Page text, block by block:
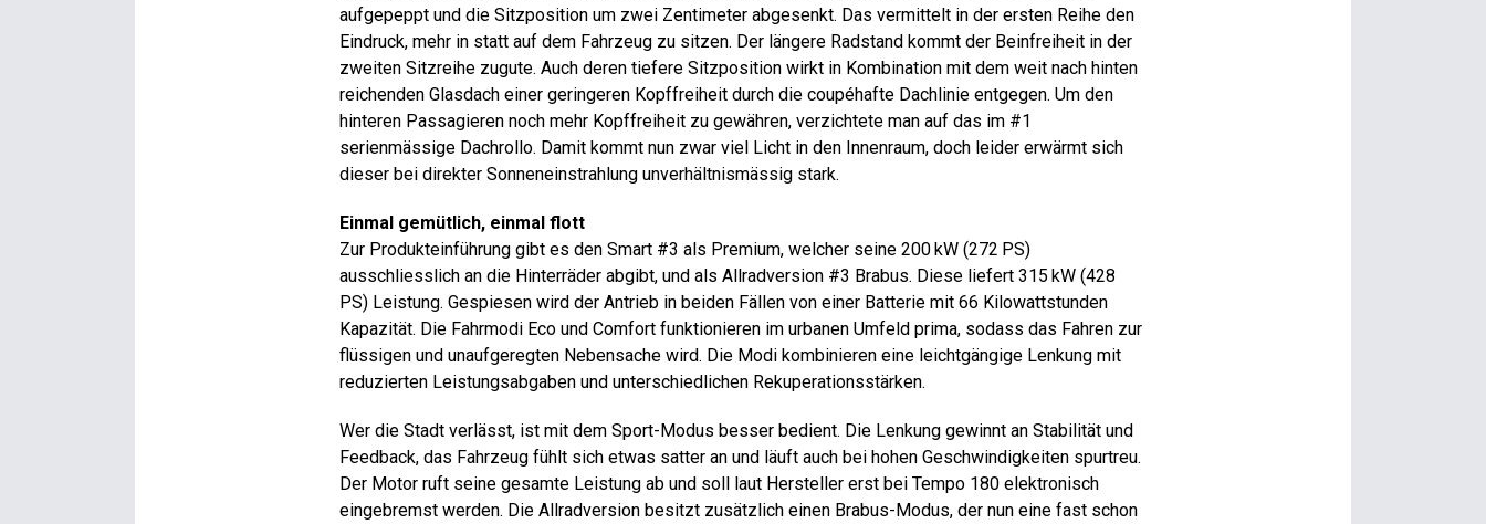
aufgepeppt und die Sitzposition um zwei Zentimeter abgesenkt. Das vermittelt in der ersten Reihe den
Eindruck, mehr in statt auf dem Fahrzeug zu sitzen. Der längere Radstand kommt der Beinfreiheit in der
zweiten Sitzreihe zugute. Auch deren tiefere Sitzposition wirkt in Kombination mit dem weit nach hinten
reichenden Glasdach ­einer geringeren Kopffreiheit durch die coupéhafte Dachlinie entgegen. Um den
hinteren Passagieren noch mehr Kopffreiheit zu gewähren, verzichtete man auf das im #1
serienmässige Dachrollo. Damit kommt nun zwar viel Licht in den Innenraum, doch leider erwärmt sich
dieser bei direkter Sonneneinstrahlung unverhältnismässig stark.
Einmal gemütlich, einmal flott
Zur Produkteinführung gibt es den Smart #3 als Premium, welcher seine 200 kW (272 PS)
ausschliesslich an die Hinterräder abgibt, und als Allradversion #3 Brabus. Diese liefert 315 kW (428
PS) Leistung. Gespiesen wird der Antrieb in beiden Fällen von einer Batterie mit 66 Kilowattstunden
Kapazität. Die Fahrmodi Eco und Comfort funktionieren im urbanen Umfeld prima, sodass das Fahren zur
flüssigen und unaufgeregten Nebensache wird. Die Modi kombinieren eine leichtgängige Lenkung mit
reduzierten Leistungsabgaben und unterschiedlichen Rekuperationsstärken.
Wer die Stadt verlässt, ist mit dem Sport-Modus besser bedient. Die Lenkung gewinnt an Stabilität und
Feedback, das Fahrzeug fühlt sich etwas satter an und läuft auch bei hohen Geschwindigkeiten spurtreu.
Der Motor ruft seine gesamte Leistung ab und soll laut Hersteller erst bei Tempo 180 elektronisch
eingebremst werden. Die Allradversion besitzt zusätzlich ­einen Brabus-Modus, der nun eine fast schon